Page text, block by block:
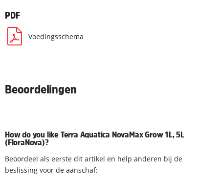
PDF
Voedingsschema
Beoordelingen
How do you like Terra Aquatica NovaMax Grow 1L, 5L
(FloraNova)?
Beoordeel als eerste dit artikel en help anderen bij de
beslissing voor de aanschaf: